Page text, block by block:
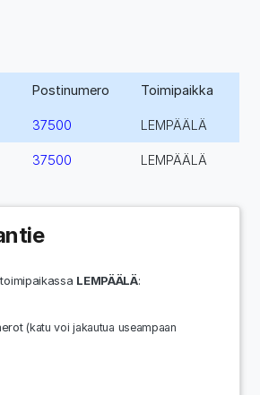
Postinumero Toimipaikka
37500 LEMPÄÄLÄ
37500 LEMPÄÄLÄ
LEMPÄÄLÄ:
(katu voi jakautua useampaan